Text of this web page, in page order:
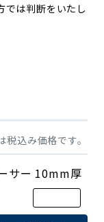
では判断をいたし
税込み価格です。
サー 10mm厚